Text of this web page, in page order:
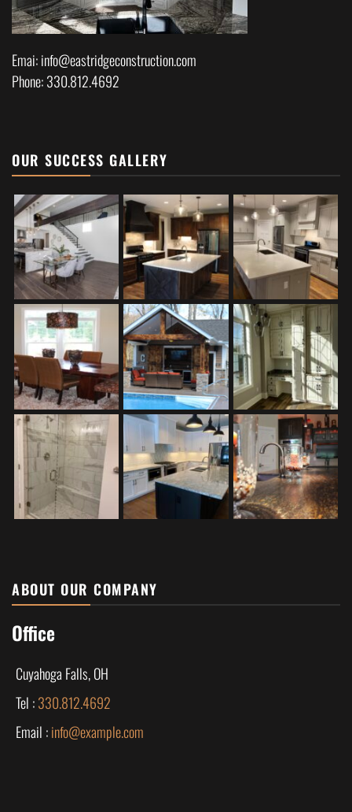
Emai: info@eastridgeconstruction.com
Phone: 330.812.4692
OUR SUCCESS GALLERY
ABOUT OUR COMPANY
Office
Cuyahoga Falls, OH
Tel :330.812.4692
Email :info@example.com